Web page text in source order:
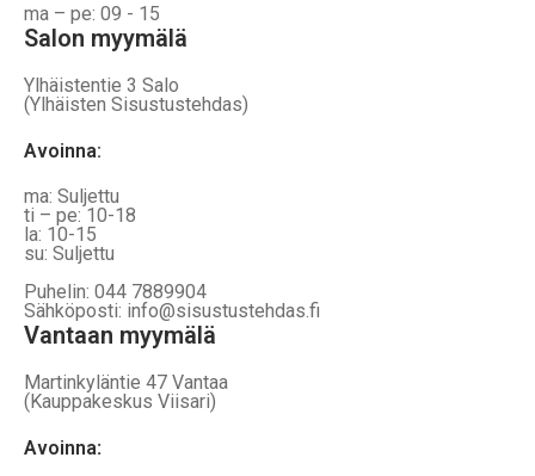
ma – pe: 09 - 15
Salon myymälä
Ylhäistentie 3 Salo
(Ylhäisten Sisustustehdas)
Avoinna:
ma: Suljettu
ti – pe: 10-18
la: 10-15
su: Suljettu
Puhelin: 044 7889904
Sähköposti: info@sisustustehdas.fi
Vantaan myymälä
Martinkyläntie 47 Vantaa
(Kauppakeskus Viisari)
Avoinna: